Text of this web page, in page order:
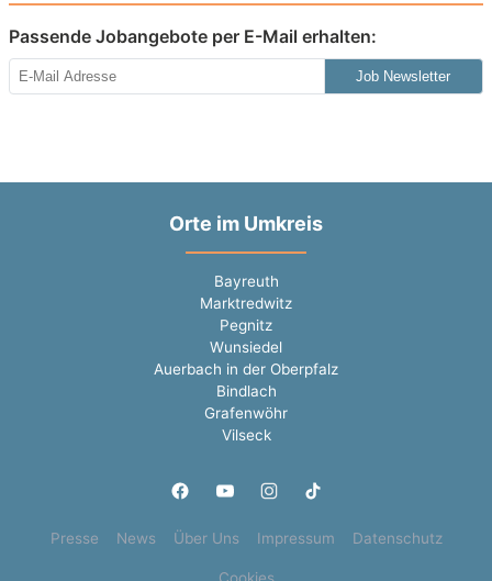
Passende Jobangebote per E-Mail erhalten:
Job Newsletter
Orte im Umkreis
Bayreuth
Marktredwitz
Pegnitz
Wunsiedel
Auerbach in der Oberpfalz
Bindlach
Grafenwöhr
Vilseck
Presse News Über Uns Impressum Datenschutz